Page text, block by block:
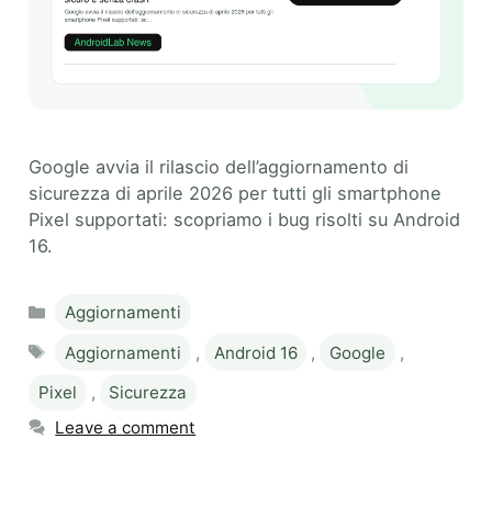
Google avvia il rilascio dell’aggiornamento di
sicurezza di aprile 2026 per tutti gli smartphone
Pixel supportati: scopriamo i bug risolti su Android
16.
Categories
Aggiornamenti
Tags
Aggiornamenti , Android 16 , Google
,
Pixel
,
Sicurezza
Leave a comment